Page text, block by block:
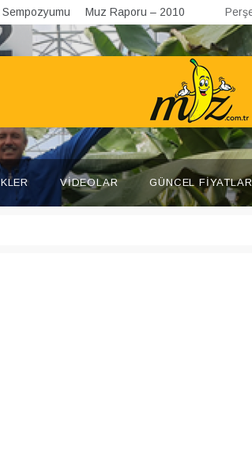
Muz Raporu – 2010
VIDEOLAR GÜNCEL FIYATLAR